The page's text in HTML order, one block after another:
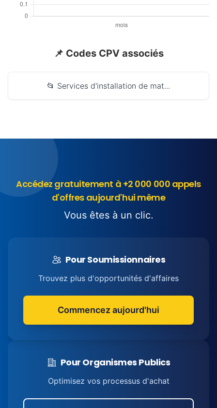
📌 Codes CPV associés
📂 Services d'installation de mat...
Accédez gratuitement à +2 000 000 appels
d'offres aujourd'hui même
Vous êtes à un clic.
Pour Soumissionnaires
Trouvez plus d'opportunités d'affaires
Commencez aujourd'hui
Pour Organismes Publics
Optimisez vos processus d'achat